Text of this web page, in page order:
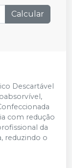
Calcular
Descartável
com redução
da
reduzindo o